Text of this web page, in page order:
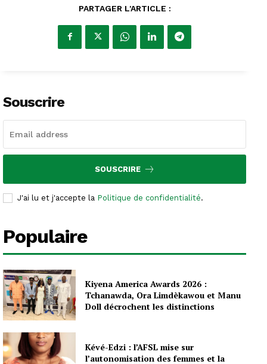
PARTAGER L'ARTICLE :
Souscrire
SOUSCRIRE
J'ai lu et j'accepte la Politique de confidentialité.
Populaire
Kiyena America Awards 2026 :
Tchanawda, Ora Limdèkawou et Manu
Doll décrochent les distinctions
Kévé-Edzi : l’AFSL mise sur
l’autonomisation des femmes et la